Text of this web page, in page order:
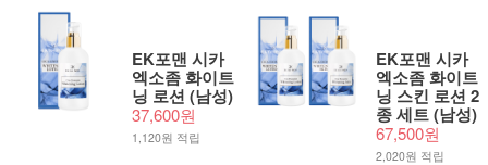
EK포맨 시카
엑소좀 화이트
닝 로션 (남성)
37,600원
1,120원 적립
EK포맨 시카
엑소좀 화이트
닝 스킨 로션 2
종 세트 (남성)
67,500원
2,020원 적립